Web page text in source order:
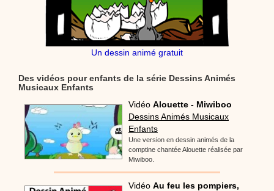
Un dessin animé gratuit
Des vidéos pour enfants de la série Dessins Animés
Musicaux Enfants
Vidéo Alouette - Miwiboo
Dessins Animés Musicaux
Enfants
Une version en dessin animés de la
comptine chantée Alouette réalisée par
Miwiboo.
Vidéo Au feu les pompiers,